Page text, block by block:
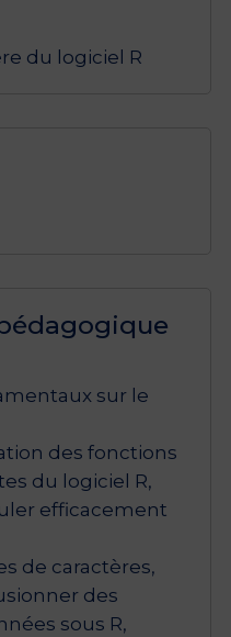
du logiciel R
sur le
des fonctions
du logiciel R,
efficacement
de caractères,
des
sous R,